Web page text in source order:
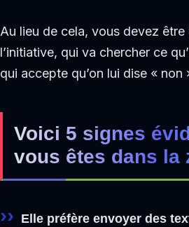
Au lieu de cela, vous devez être
l’initiative, qui va chercher ce
qui accepte qu’on lui dise « non
Voici 5 signes
vous êtes dans la
Elle préfère envoyer des